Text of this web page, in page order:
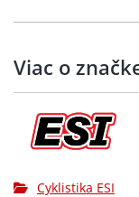
Viac o
Cyklistika ESI